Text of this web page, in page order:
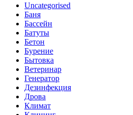
Uncategorised
Баня
Бассейн
Батуты
Бетон
Бурение
Бытовка
Ветеринар
Генератор
Дезинфекция
Дрова
Климат